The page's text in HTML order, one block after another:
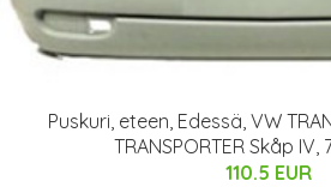
Puskuri, eteen, Edessä, VW
TRANSPORTER Skåp IV,
110.5 EUR